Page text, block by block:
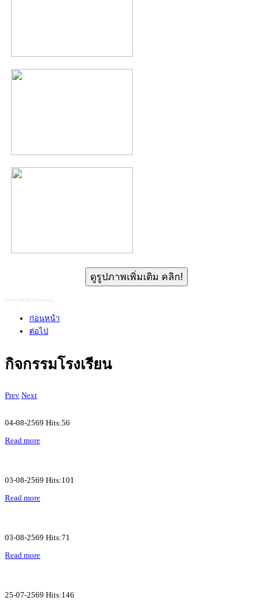
ดูรูปภาพเพิ่มเติม คลิก!
More Joomla Extensions
ก่อนหน้า
ต่อไป
กิจกรรมโรงเรียน
Prev Next
04-08-2569 Hits:56
Read more
03-08-2569 Hits:101
Read more
03-08-2569 Hits:71
Read more
25-07-2569 Hits:146